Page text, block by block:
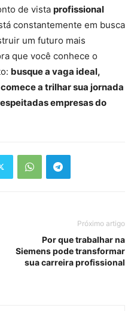
de vista profissional
constantemente em busca
um futuro mais
que você conhece o
busque a vaga ideal,
a trilhar sua jornada
empresas do
Próximo artigo
Por que trabalhar na
Siemens pode transformar
sua carreira profissional